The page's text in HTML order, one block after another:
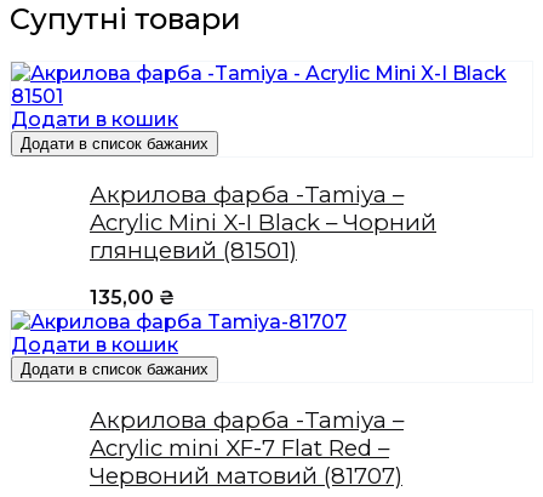
Супутні товари
Додати в кошик
Додати в список бажаних
Акрилова фарба -Tamiya –
Acrylic Mini X-I Black – Чорний
глянцевий (81501)
135,00 ₴
Додати в кошик
Додати в список бажаних
Акрилова фарба -Tamiya –
Acrylic mini XF-7 Flat Red –
Червоний матовий (81707)